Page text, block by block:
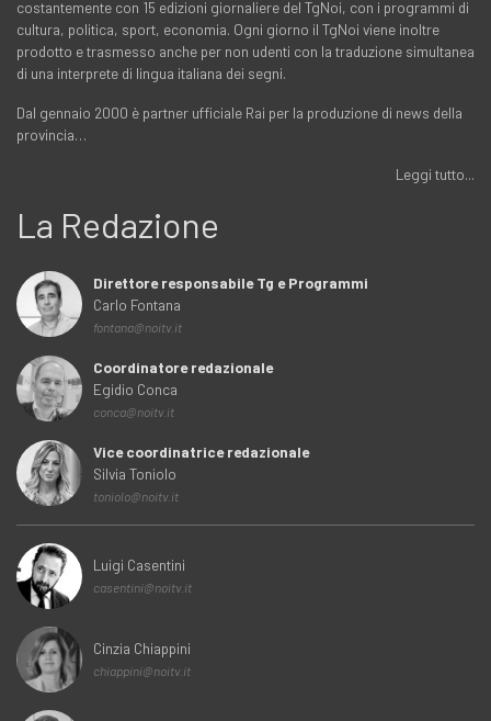
costantemente con 15 edizioni giornaliere del TgNoi, con i programmi di
cultura, politica, sport, economia. Ogni giorno il TgNoi viene inoltre
prodotto e trasmesso anche per non udenti con la traduzione simultanea
di una interprete di lingua italiana dei segni.
Dal gennaio 2000 è partner ufficiale Rai per la produzione di news della
provincia…
Leggi tutto...
La Redazione
Direttore responsabile Tg e Programmi
Carlo Fontana
fontana@noitv.it
Coordinatore redazionale
Egidio Conca
conca@noitv.it
Vice coordinatrice redazionale
Silvia Toniolo
toniolo@noitv.it
Luigi Casentini
casentini@noitv.it
Cinzia Chiappini
chiappini@noitv.it